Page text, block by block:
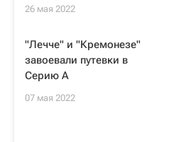
26 мая 2022
"Лечче" и "Кремонезе"
завоевали путевки в
Серию А
07 мая 2022